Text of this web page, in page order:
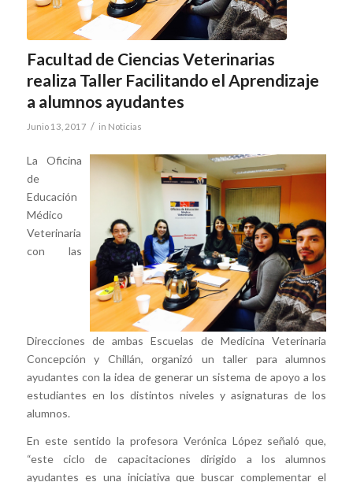
Facultad de Ciencias Veterinarias
realiza Taller Facilitando el Aprendizaje
a alumnos ayudantes
Junio 13, 2017 / in Noticias
La Oficina
de
Educación
Médico
Veterinaria
con las
Direcciones de ambas Escuelas de Medicina Veterinaria
Concepción y Chillán, organizó un taller para alumnos
ayudantes con la idea de generar un sistema de apoyo a los
estudiantes en los distintos niveles y asignaturas de los
alumnos.
En este sentido la profesora Verónica López señaló que,
“este ciclo de capacitaciones dirigido a los alumnos
ayudantes es una iniciativa que buscar complementar el